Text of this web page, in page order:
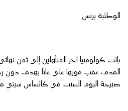
الوطنية بريس
القدم، عقب فوزها على غانا بهدف دون
صبيحة اليوم السبت في كانساس سيتي في